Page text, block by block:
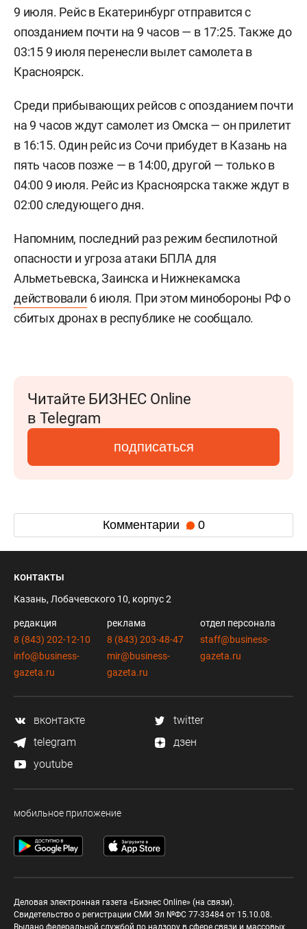
9 июля. Рейс в Екатеринбург отправится с
опозданием почти на 9 часов — в 17:25. Также до
03:15 9 июля перенесли вылет самолета в
Красноярск.
Среди прибывающих рейсов с опозданием почти
на 9 часов ждут самолет из Омска — он прилетит
в 16:15. Один рейс из Сочи прибудет в Казань на
пять часов позже — в 14:00, другой — только в
04:00 9 июля. Рейс из Красноярска также ждут в
02:00 следующего дня.
Напомним, последний раз режим беспилотной
опасности и угроза атаки БПЛА для
Альметьевска, Заинска и Нижнекамска
действовали 6 июля. При этом минобороны РФ о
сбитых дронах в республике не сообщало.
Читайте БИЗНЕС Online
в Telegram
подписаться
Комментарии 0
контакты
Казань, Лобачевского 10, корпус 2
редакция
8 (843) 202-12-10
info@business-
gazeta.ru
реклама
8 (843) 203-48-47
mir@business-
gazeta.ru
отдел персонала
staff@business-
gazeta.ru
вконтакте
twitter
telegram
дзен
youtube
мобильное приложение
Деловая электронная газета «Бизнес Online» (на связи).
Свидетельство о регистрации СМИ Эл №ФС 77-33484 от 15.10.08.
Выдано федеральной службой по надзору в сфере связи и массовых